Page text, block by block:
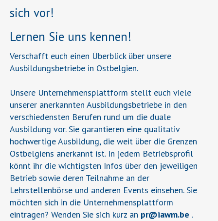
sich vor!
Lernen Sie uns kennen!
Verschafft euch einen Überblick über unsere
Ausbildungsbetriebe in Ostbelgien.
Unsere Unternehmensplattform stellt euch viele
unserer anerkannten Ausbildungsbetriebe in den
verschiedensten Berufen rund um die duale
Ausbildung vor. Sie garantieren eine qualitativ
hochwertige Ausbildung, die weit über die Grenzen
Ostbelgiens anerkannt ist. In jedem Betriebsprofil
könnt ihr die wichtigsten Infos über den jeweiligen
Betrieb sowie deren Teilnahme an der
Lehrstellenbörse und anderen Events einsehen. Sie
möchten sich in die Unternehmensplattform
eintragen? Wenden Sie sich kurz an pr@iawm.be .